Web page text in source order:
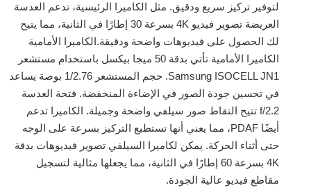
لتوفير تركيز سريع ودقيق. مثل الكاميرا الرئيسية، تدعم العدسة
العريضة تصوير فيديو 4K بسرعة 30 إطارًا في الثانية، مما يتيح
لك الحصول على فيديوهات واضحة ودقيقة.الكاميرا الأمامية
الكاميرا الأمامية تأتي بدقة 50 ميجا بيكسل باستخدام مستشعر
Samsung ISOCELL JN1. حجم المستشعر 1/2.76 بوصة يساعد
في تحسين جودة الصور في الإضاءة المنخفضة. فتحة العدسة
f/2.2 تتيح التقاط صور سيلفي واضحة وجميلة. الكاميرا تدعم
أيضًا PDAF، مما يعني أنها تستطيع التركيز بسرعة على الوجه
حتى أثناء الحركة. يمكن لكاميرا السيلفي تصوير فيديوهات بدقة
4K بسرعة 60 إطارًا في الثانية، مما يجعلها مثالية لتسجيل
مقاطع فيديو عالية الجودة.